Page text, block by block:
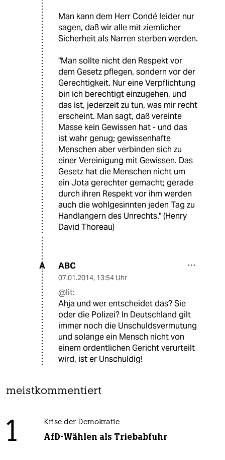
Man kann dem Herr Condé leider nur
sagen, daß wir alle mit ziemlicher
Sicherheit als Narren sterben werden.
"Man sollte nicht den Respekt vor
dem Gesetz pflegen, sondern vor der
Gerechtigkeit. Nur eine Verpflichtung
bin ich berechtigt einzugehen, und
das ist, jederzeit zu tun, was mir recht
erscheint. Man sagt, daß vereinte
Masse kein Gewissen hat - und das
ist wahr genug; gewissenhafte
Menschen aber verbinden sich zu
einer Vereinigung mit Gewissen. Das
Gesetz hat die Menschen nicht um
ein Jota gerechter gemacht; gerade
durch ihren Respekt vor ihm werden
auch die wohlgesinnten jeden Tag zu
Handlangern des Unrechts." (Henry
David Thoreau)
A ABC
07.01.2014, 13:54 Uhr
@lit:
Ahja und wer entscheidet das? Sie
oder die Polizei? In Deutschland gilt
immer noch die Unschuldsvermutung
und solange ein Mensch nicht von
einem ordentlichen Gericht verurteilt
wird, ist er Unschuldig!
meistkommentiert
1 Krise der Demokratie
AfD-Wählen als Triebabfuhr